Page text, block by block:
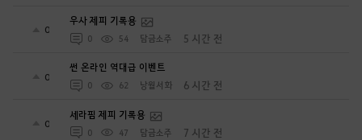
0
우사 제피 기록용
0 54 담금소주 5 시간 전
0
썬 온라인 역대급 이벤트
0 62 낭월서화 6 시간 전
0
세라핌 제피 기록용
0 47 담금소주 7 시간 전